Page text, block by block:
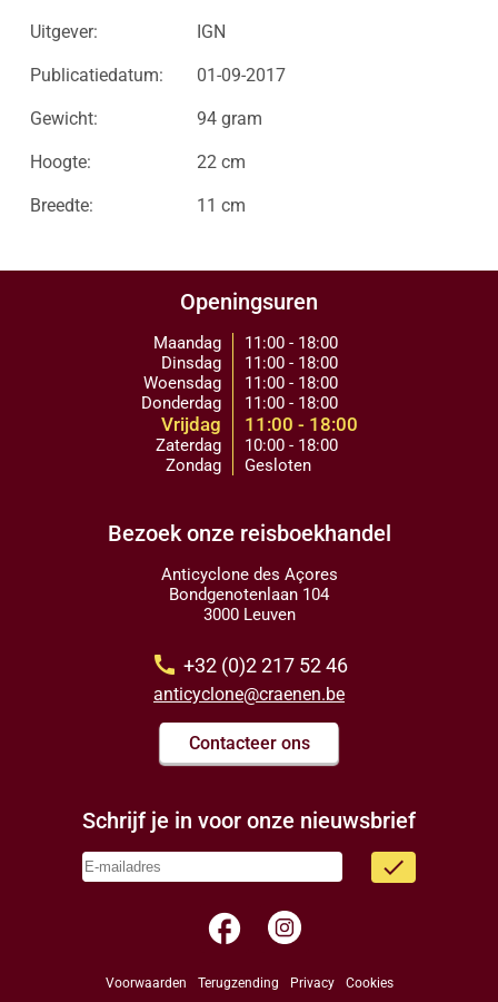
Uitgever: IGN
Publicatiedatum: 01-09-2017
Gewicht: 94 gram
Hoogte: 22 cm
Breedte: 11 cm
Openingsuren
Maandag
Dinsdag
Woensdag
Donderdag
Vrijdag
Zaterdag
Zondag
11:00 - 18:00
11:00 - 18:00
11:00 - 18:00
11:00 - 18:00
11:00 - 18:00
10:00 - 18:00
Gesloten
Bezoek onze reisboekhandel
Anticyclone des Açores
Bondgenotenlaan 104
3000 Leuven
call +32 (0)2 217 52 46
anticyclone@craenen.be
Contacteer ons
Schrijf je in voor onze nieuwsbrief
done
facebook
Voorwaarden Terugzending Privacy Cookies